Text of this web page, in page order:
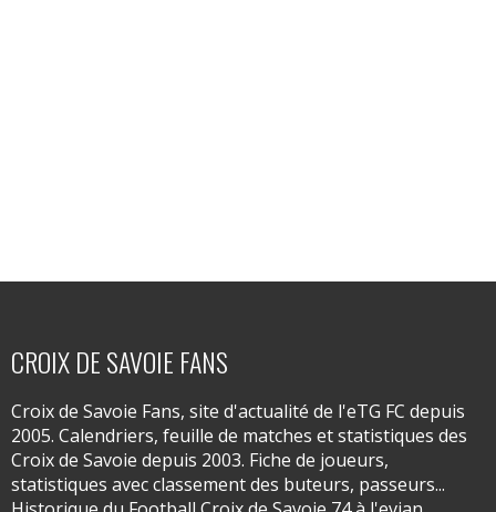
CROIX DE SAVOIE FANS
Croix de Savoie Fans, site d'actualité de l'eTG FC depuis
2005. Calendriers, feuille de matches et statistiques des
Croix de Savoie depuis 2003. Fiche de joueurs,
statistiques avec classement des buteurs, passeurs...